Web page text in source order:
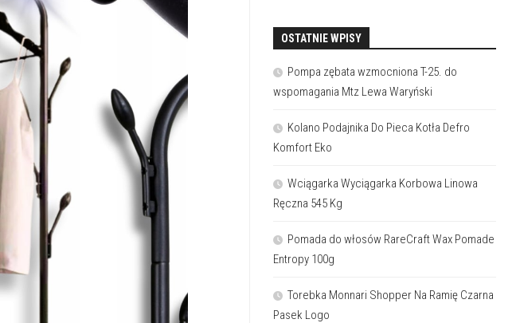
OSTATNIE WPISY
Pompa zębata wzmocniona T-25. do
wspomagania Mtz Lewa Waryński
Kolano Podajnika Do Pieca Kotła Defro
Komfort Eko
Wciągarka Wyciągarka Korbowa Linowa
Ręczna 545 Kg
Pomada do włosów RareCraft Wax Pomade
Entropy 100g
Torebka Monnari Shopper Na Ramię Czarna
Pasek Logo